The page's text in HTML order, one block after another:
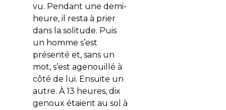
vu. Pendant une demi-
heure, il resta à prier
dans la solitude. Puis
un homme s’est
présenté et, sans un
mot, s’est agenouillé à
côté de lui. Ensuite un
autre. À 13 heures, dix
genoux étaient au sol à